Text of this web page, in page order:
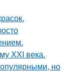
ХХI века.
но